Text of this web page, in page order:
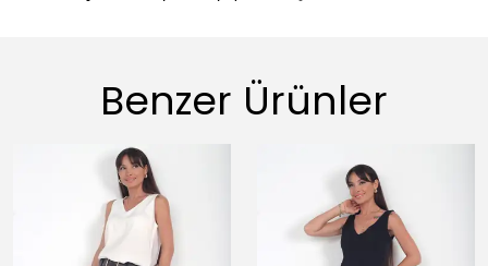
Benzer Ürünler